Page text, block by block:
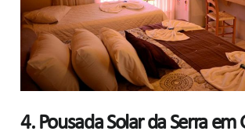
4. Pousada Solar da Serra em